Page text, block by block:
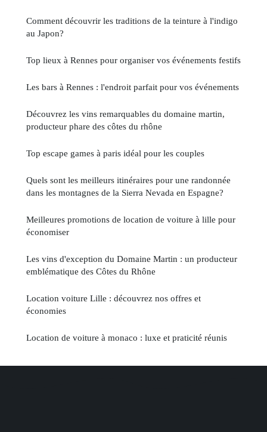
Comment découvrir les traditions de la teinture à l'indigo
au Japon?
Top lieux à Rennes pour organiser vos événements festifs
Les bars à Rennes : l'endroit parfait pour vos événements
Découvrez les vins remarquables du domaine martin,
producteur phare des côtes du rhône
Top escape games à paris idéal pour les couples
Quels sont les meilleurs itinéraires pour une randonnée
dans les montagnes de la Sierra Nevada en Espagne?
Meilleures promotions de location de voiture à lille pour
économiser
Les vins d'exception du Domaine Martin : un producteur
emblématique des Côtes du Rhône
Location voiture Lille : découvrez nos offres et
économies
Location de voiture à monaco : luxe et praticité réunis